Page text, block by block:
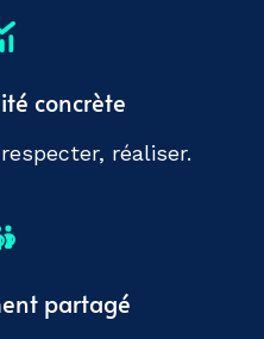
concrète
réaliser.
partagé